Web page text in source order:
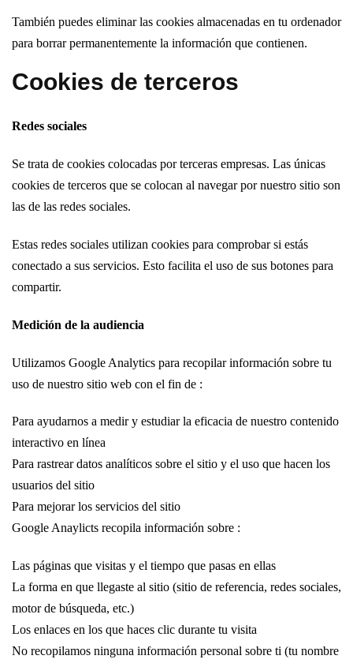
También puedes eliminar las cookies almacenadas en tu ordenador
para borrar permanentemente la información que contienen.
Cookies de terceros
Redes sociales
Se trata de cookies colocadas por terceras empresas. Las únicas
cookies de terceros que se colocan al navegar por nuestro sitio son
las de las redes sociales.
Estas redes sociales utilizan cookies para comprobar si estás
conectado a sus servicios. Esto facilita el uso de sus botones para
compartir.
Medición de la audiencia
Utilizamos Google Analytics para recopilar información sobre tu
uso de nuestro sitio web con el fin de :
Para ayudarnos a medir y estudiar la eficacia de nuestro contenido
interactivo en línea
Para rastrear datos analíticos sobre el sitio y el uso que hacen los
usuarios del sitio
Para mejorar los servicios del sitio
Google Anaylicts recopila información sobre :
Las páginas que visitas y el tiempo que pasas en ellas
La forma en que llegaste al sitio (sitio de referencia, redes sociales,
motor de búsqueda, etc.)
Los enlaces en los que haces clic durante tu visita
No recopilamos ninguna información personal sobre ti (tu nombre